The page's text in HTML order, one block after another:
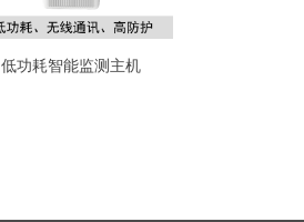
低功耗智能监测主机